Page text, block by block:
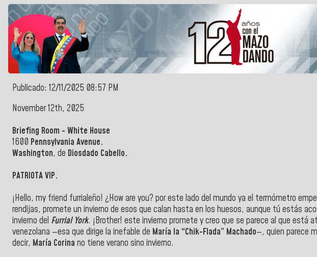
Publicado: 12/11/2025 08:57 PM
November 12th, 2025
Briefing Room - White House
1600 Pennsylvania Avenue.
Washington, de Diosdado Cabello.
PATRIOTA VIP.
¡Hello, my friend furrialeño! ¿How are you? por este lado del mundo ya el termómetro
rendijas, promete un invierno de esos que calan hasta en los huesos, aunque tú estás
invierno del Furrial York. ¡Brother! este invierno promete y creo que se parece al que está
venezolana —esa que dirige la inefable de María la “Chik-Flada” Machado—, quien parece
decir, María Corina no tiene verano sino invierno.